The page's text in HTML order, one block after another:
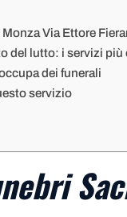
Via Ettore
del lutto: i servizi più
dei funerali
servizio